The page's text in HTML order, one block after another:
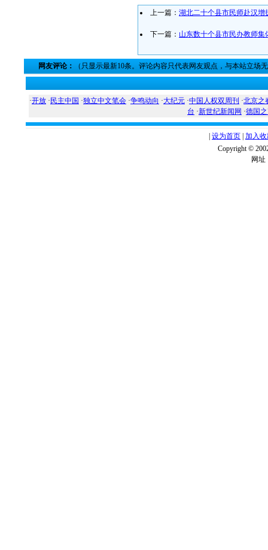
上一篇： 湖北二十个县市民师赴汉增
下一篇： 山东数十个县市民办教师集
网友评论： （只显示最新10条。评论内容只代表网友观点，与本站立场
·开放 · 民主中国 ·独立中文笔会 ·争鸣动向 ·大纪元 ·中国人权双周刊 ·北京之
台 ·新世纪新闻网 ·德国
设为首页 加入
Copyright ©
网址